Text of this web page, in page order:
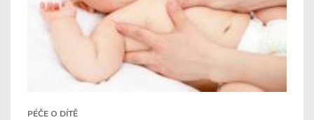
PÉČE O DÍTĚ